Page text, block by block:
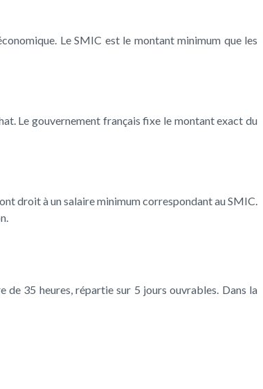
Le SMIC est le montant minimum que les
Le gouvernement français fixe le montant exact du
droit à un salaire minimum correspondant au SMIC.
35 heures, répartie sur 5 jours ouvrables. Dans la